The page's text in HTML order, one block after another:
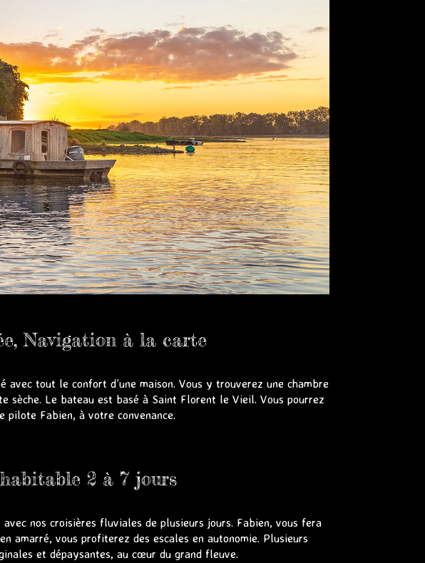
Navigation à la carte
tout le confort d’une maison. Vous y trouverez une chambre
sèche. Le bateau est basé à Saint Florent le Vieil. Vous pourrez
pilote Fabien, à votre convenance.
2 à 7 jours
nos croisières fluviales de plusieurs jours. Fabien, vous fera
amarré, vous profiterez des escales en autonomie. Plusieurs
et dépaysantes, au cœur du grand fleuve.